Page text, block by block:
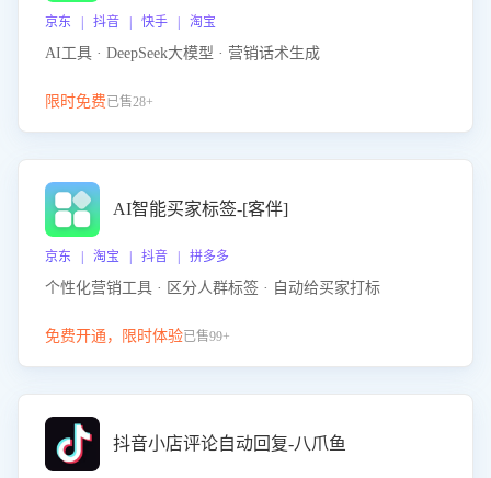
京东 | 抖音 | 快手 | 淘宝
AI工具 · DeepSeek大模型 · 营销话术生成
限时免费已售28+
AI智能买家标签-[客伴]
京东 | 淘宝 | 抖音 | 拼多多
个性化营销工具 · 区分人群标签 · 自动给买家打标
免费开通，限时体验已售99+
抖音小店评论自动回复-八爪鱼